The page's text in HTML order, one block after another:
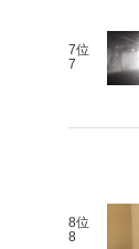
7位
7
8位
8